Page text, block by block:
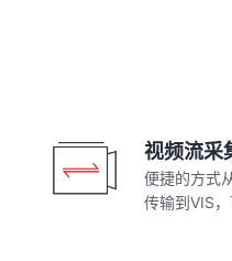
视频流采
便捷的方式
传输到VIS